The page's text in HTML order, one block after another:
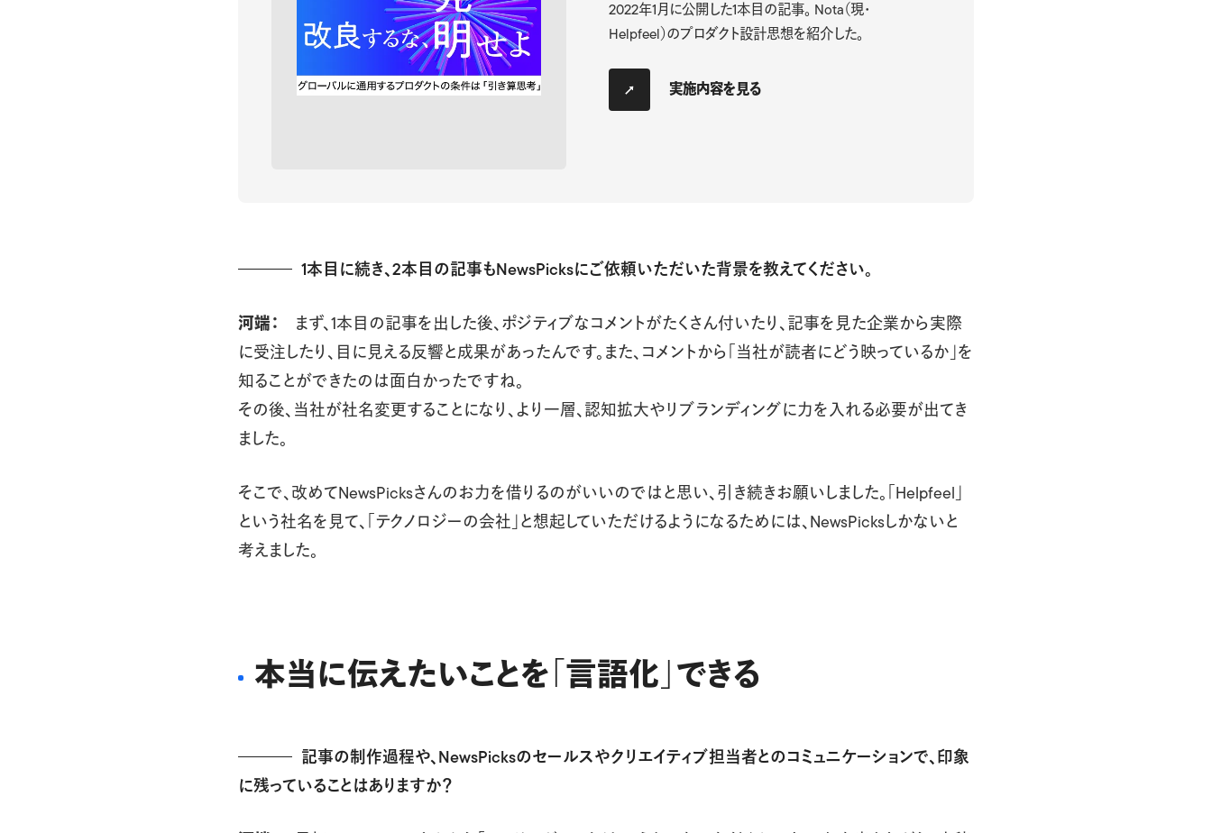
2022年1月に公開した1本目の記事。 Nota（現・
Helpfeel）のプロダクト設計思想を紹介した。
実施内容を見る
1本目に続き、2本目の記事もNewsPicksにご依頼いただいた背景を教えてください。
河端：
まず、1本目の記事を出した後、ポジティブなコメントがたくさん付いたり、記事を見た企業から実際
に受注したり、目に見える反響と成果があったんです。また、コメントから「当社が読者にどう映っているか」を
知ることができたのは面白かったですね。
その後、当社が社名変更することになり、より一層、認知拡大やリブランディングに力を入れる必要が出てき
ました。
そこで、改めてNewsPicksさんのお力を借りるのがいいのではと思い、引き続きお願いしました。「Helpfeel」
という社名を見て、「テクノロジーの会社」と想起していただけるようになるためには、NewsPicksしかないと
考えました。
本当に伝えたいことを「言語化」できる
記事の制作過程や、NewsPicksのセールスやクリエイティブ担当者とのコミュニケーションで、印象
に残っていることはありますか？